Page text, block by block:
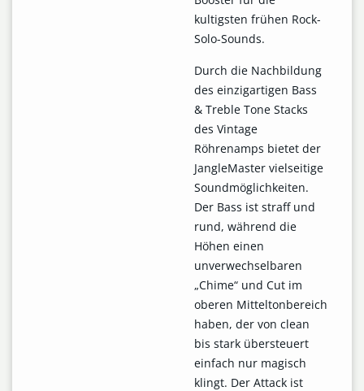
kultigsten frühen Rock-
Solo-Sounds.
Durch die Nachbildung
des einzigartigen Bass
& Treble Tone Stacks
des Vintage
Röhrenamps bietet der
JangleMaster vielseitige
Soundmöglichkeiten.
Der Bass ist straff und
rund, während die
Höhen einen
unverwechselbaren
„Chime“ und Cut im
oberen Mitteltonbereich
haben, der von clean
bis stark übersteuert
einfach nur magisch
klingt. Der Attack ist